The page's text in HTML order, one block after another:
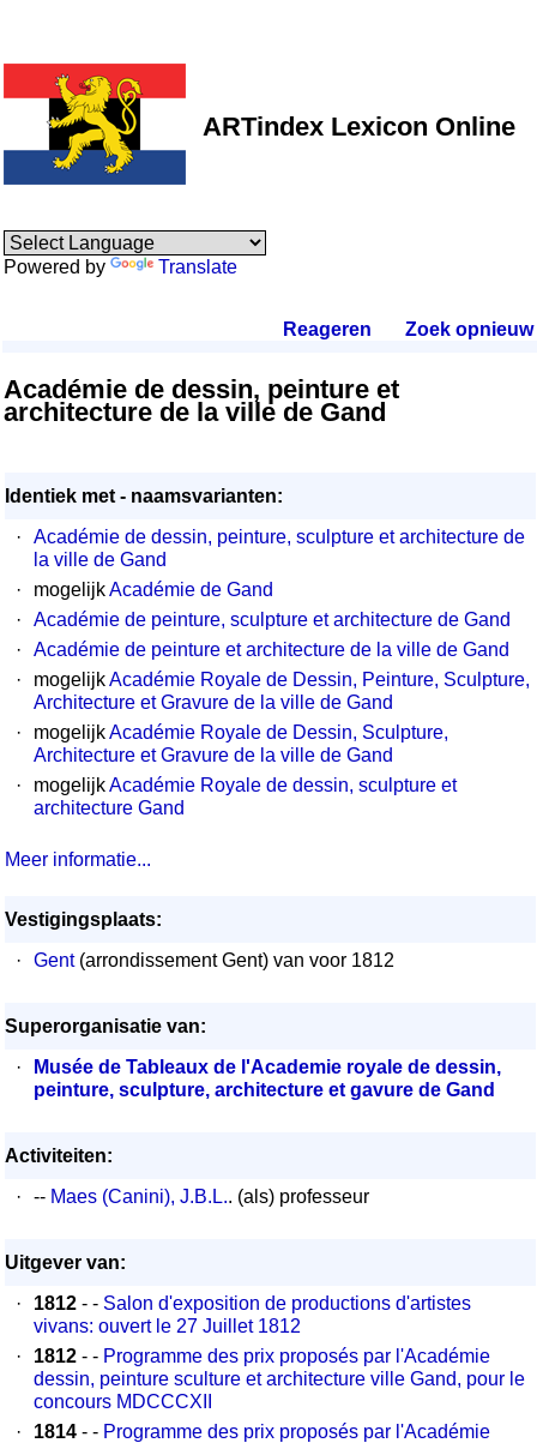
ARTindex Lexicon Online
Powered by Translate
Reageren Zoek opnieuw.
Académie de dessin, peinture et
architecture de la ville de Gand
Identiek met - naamsvarianten:
·
Académie de dessin, peinture, sculpture et architecture de
la ville de Gand
·
mogelijkAcadémie de Gand
·
Académie de peinture, sculpture et architecture de Gand
·
Académie de peinture et architecture de la ville de Gand
·
mogelijkAcadémie Royale de Dessin, Peinture, Sculpture,
Architecture et Gravure de la ville de Gand
·
mogelijkAcadémie Royale de Dessin, Sculpture,
Architecture et Gravure de la ville de Gand
·
mogelijkAcadémie Royale de dessin, sculpture et
architecture Gand
Meer informatie...
Vestigingsplaats:
·
Gent(arrondissement Gent) van voor 1812
Superorganisatie van:
·
Musée de Tableaux de l'Academie royale de dessin,
peinture, sculpture, architecture et gavure de Gand
Activiteiten:
·
-- Maes (Canini), J.B.L.. (als) professeur
Uitgever van:
·
1812 - - Salon d'exposition de productions d'artistes
vivans: ouvert le 27 Juillet 1812
·
1812 - - Programme des prix proposés par l'Académie
dessin, peinture sculture et architecture ville Gand, pour le
concours MDCCCXII
·
1814 - - Programme des prix proposés par l'Académie